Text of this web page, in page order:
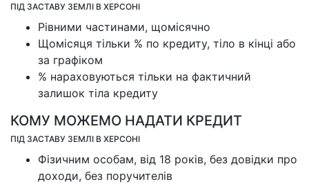
ПІД ЗАСТАВУ ЗЕМЛІ В ХЕРСОНІ
Рівними частинами, щомісячно
Щомісяця тільки % по кредиту, тіло в кінці або
за графіком
% нараховуються тільки на фактичний
залишок тіла кредиту
КОМУ МОЖЕМО НАДАТИ КРЕДИТ
ПІД ЗАСТАВУ ЗЕМЛІ В ХЕРСОНІ
Фізичним особам, від 18 років, без довідки про
доходи, без поручителів